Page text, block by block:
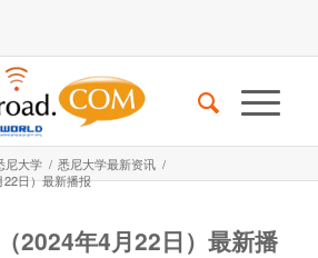
尼大学 / 悉尼大学最新资讯 /
日）最新播报
2024年4月22日）最新播